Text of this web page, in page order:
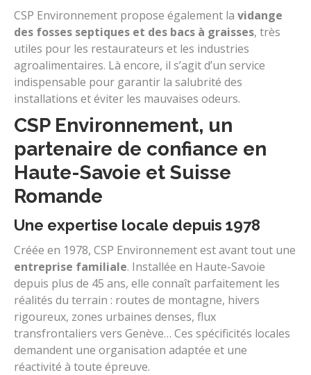
CSP Environnement propose également la vidange
des fosses septiques et des bacs à graisses, très
utiles pour les restaurateurs et les industries
agroalimentaires. Là encore, il s’agit d’un service
indispensable pour garantir la salubrité des
installations et éviter les mauvaises odeurs.
CSP Environnement, un
partenaire de confiance en
Haute-Savoie et Suisse
Romande
Une expertise locale depuis 1978
Créée en 1978, CSP Environnement est avant tout une
entreprise familiale. Installée en Haute-Savoie
depuis plus de 45 ans, elle connaît parfaitement les
réalités du terrain : routes de montagne, hivers
rigoureux, zones urbaines denses, flux
transfrontaliers vers Genève… Ces spécificités locales
demandent une organisation adaptée et une
réactivité à toute épreuve.